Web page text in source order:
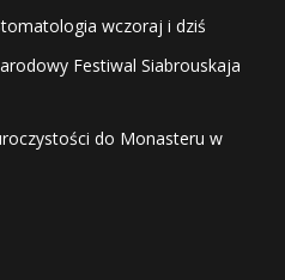
wczoraj i dziś
Festiwal Siabrouskaja
do Monasteru w